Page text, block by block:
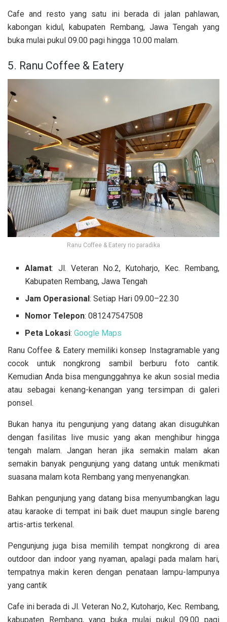
Cafe and resto yang satu ini berada di jalan pahlawan,
kabongan kidul, kabupaten Rembang, Jawa Tengah yang
buka mulai pukul 09.00 pagi hingga 10.00 malam.
5. Ranu Coffee & Eatery
Ranu Coffee & Eatery rio paradika
Alamat: Jl. Veteran No.2, Kutoharjo, Kec. Rembang,
Kabupaten Rembang, Jawa Tengah
Jam Operasional: Setiap Hari 09.00–22.30
Nomor Telepon: 081247547508
Peta Lokasi: Google Maps
Ranu Coffee & Eatery memiliki konsep Instagramable yang
cocok untuk nongkrong sambil berburu foto cantik.
Kemudian Anda bisa mengunggahnya ke akun sosial media
atau sebagai kenang-kenangan yang tersimpan di galeri
ponsel.
Bukan hanya itu pengunjung yang datang akan disuguhkan
dengan fasilitas live music yang akan menghibur hingga
tengah malam. Jangan heran jika semakin malam akan
semakin banyak pengunjung yang datang untuk menikmati
suasana malam kota Rembang yang menyenangkan.
Bahkan pengunjung yang datang bisa menyumbangkan lagu
atau karaoke di tempat ini baik duet maupun single bareng
artis-artis terkenal.
Pengunjung juga bisa memilih tempat nongkrong di area
outdoor dan indoor yang nyaman, apalagi pada malam hari,
tempatnya makin keren dengan penataan lampu-lampunya
yang cantik
Cafe ini berada di Jl. Veteran No.2, Kutoharjo, Kec. Rembang,
kabupaten Rembang, yang buka mulai pukul 09.00 pagi